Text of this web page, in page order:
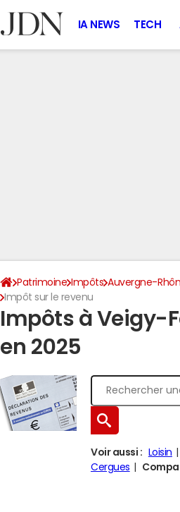
IA NEWS TECH
Patrimoine Impôts Auvergne-
Impôt sur le revenu
Impôts à Veigy-
en 2025
Voir aussi : Loisin
Cergues